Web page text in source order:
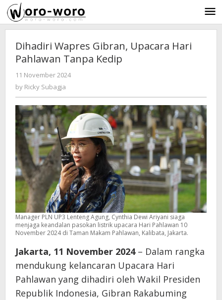
Skip
to
content
Dihadiri Wapres Gibran, Upacara Hari
Pahlawan Tanpa Kedip
11 November 2024
by Ricky Subagja
Manager PLN UP3 Lenteng Agung, Cynthia Dewi Ariyani siaga
menjaga keandalan pasokan listrik upacara Hari Pahlawan 10
November 2024 di Taman Makam Pahlawan, Kalibata, Jakarta.
Jakarta, 11 November 2024– Dalam rangka
mendukung kelancaran Upacara Hari
Pahlawan yang dihadiri oleh Wakil Presiden
Republik Indonesia, Gibran Rakabuming